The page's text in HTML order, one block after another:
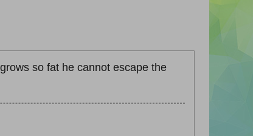
so fat he cannot escape the